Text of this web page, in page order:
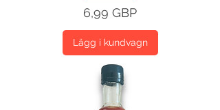
Pris
6,99 GBP
Lägg i kundvagn